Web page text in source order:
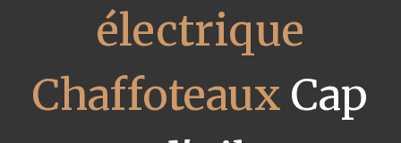
électrique
Chaffoteaux Cap